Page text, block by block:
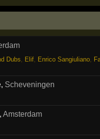
Dubs Elif, Enrico Sangiuliano,
, Scheveningen
,Amsterdam